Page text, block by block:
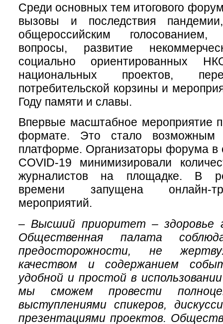
Среди основных тем итогового
вызовы и последствия
общероссийским голосованием,
вопросы, развитие
социально ориентированных
национальных проектов,
потребительской корзины и
Году памяти и славы.
Впервые масштабное мероприятие
формате. Это стало возможным
платформе. Организаторы форума в
COVID-19 минимизировали
журналистов на площадке. В
времени запущена онлайн-
мероприятий.
– Высший приоритет – здоровье
Общественная палата
предосторожности, не
качеством и содержанием
удобной и простой в
мы сможем провести
выступлениями спикеров,
презентациями проектов.